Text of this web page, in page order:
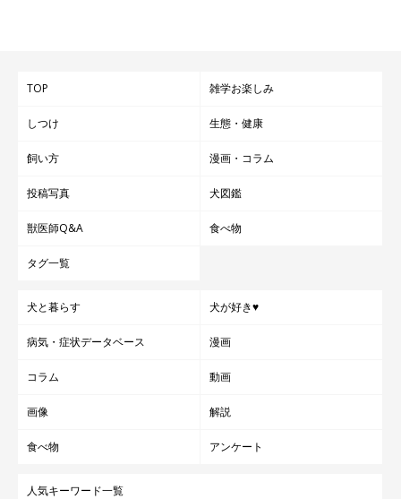
出を作ってあげたい——そう思うと、自分自身も日々の生活を大
切に生きていこうと思わせてくれます。2頭との出会いに感謝し
ながら、これからも一日一日を大切に過ごしていきたいですね」
写真提供・取材協力／Twitter（ @kuma_pon0907
※この記事は投稿者さまにご了承をいただいたうえで制作してい
TOP 雑学お楽しみ
しつけ 生態・健康
飼い方 漫画・コラム
投稿写真 犬図鑑
獣医師Q&A 食べ物
タグ一覧
犬と暮らす 犬が好き♥
病気・症状データベース 漫画
コラム 動画
画像 解説
食べ物 アンケート
人気キーワード一覧